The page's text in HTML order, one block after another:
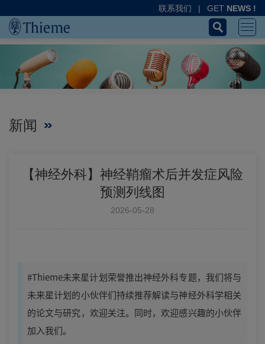
联系我们 | GET NEWS !
新闻
【神经外科】神经鞘瘤术后并发症风险
预测列线图
2026-05-28
#Thieme未来星计划荣誉推出神经外科专题，我们将与
未来星计划的小伙伴们持续推荐解读与神经外科学相关
的论文与研究，欢迎关注。同时，欢迎感兴趣的小伙伴
加入我们。